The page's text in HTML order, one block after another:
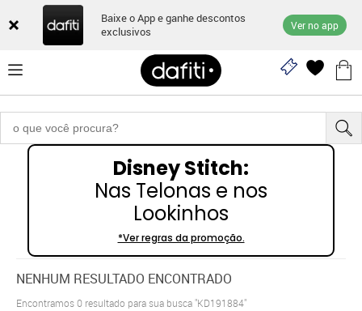
Baixe o App e ganhe descontos
exclusivos
Ver no app
Disney Stitch:
Nas Telonas e nos
Lookinhos
*Ver regras da promoção.
NENHUM RESULTADO ENCONTRADO
Encontramos0 resultado para sua busca"KD191884"